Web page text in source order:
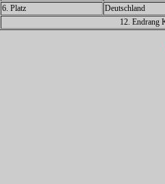
6. Platz
Deutschland
12. Endrang